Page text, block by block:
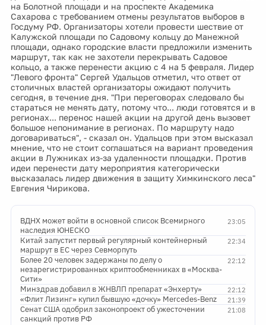
на Болотной площади и на проспекте Академика
Сахарова с требованием отмены результатов выборов в
Госдуму РФ. Организаторы хотели провести шествие от
Калужской площади по Садовому кольцу до Манежной
площади, однако городские власти предложили изменить
маршрут, так как не захотели перекрывать Садовое
кольцо, а также перенести акцию с 4 на 5 февраля. Лидер
"Левого фронта" Сергей Удальцов отметил, что ответ от
столичных властей организаторы ожидают получить
сегодня, в течение дня. "При переговорах следовало бы
стараться не менять дату, потому что... люди готовятся и в
регионах... перенос нашей акции на другой день вызовет
большое непонимание в регионах. По маршруту надо
договариваться", - сказал он. Удальцов при этом высказал
мнение, что не стоит соглашаться на вариант проведения
акции в Лужниках из-за удаленности площадки. Против
идеи перенести дату мероприятия категорически
высказалась лидер движения в защиту Химкинского леса"
Евгения Чирикова.
23:05
ВДНХ может войти в основной список Всемирного
наследия ЮНЕСКО
22:34
Китай запустит первый регулярный контейнерный
маршрут в ЕС через Севморпуть
22:12
Более 20 человек задержаны по делу о
незарегистрированных криптообменниках в «Москва-
Сити»
22:12
Минздрав добавил в ЖНВЛП препарат «Энхерту»
21:39
«Флит Лизинг» купил бывшую «дочку» Mercedes-Benz
21:08
Сенат США одобрил законопроект об ужесточении
санкций против РФ